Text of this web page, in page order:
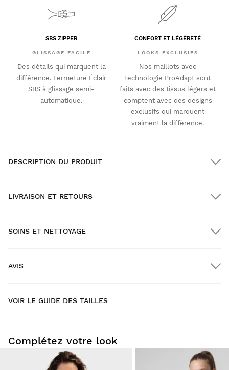
SBS ZIPPER
GLISSAGE FACILE
Des détails qui marquent la
différence. Fermeture Éclair
SBS à glissage semi-
automatique.
CONFORT ET LÉGÈRETÉ
LOOKS EXCLUSIFS
Nos maillots avec
technologie ProAdapt sont
faits avec des tissus légers et
comptent avec des designs
exclusifs qui marquent
vraiment la différence.
DESCRIPTION DU PRODUIT
LIVRAISON ET RETOURS
SOINS ET NETTOYAGE
AVIS
29 avis
Chercher:
VOIR LE GUIDE DES TAILLES
Complétez votre look